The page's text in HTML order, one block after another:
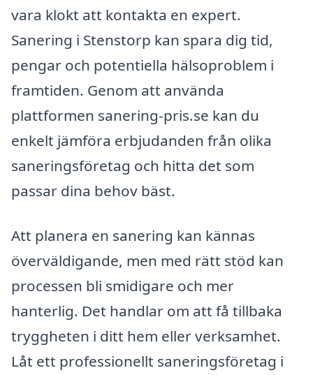
vara klokt att kontakta en expert.
Sanering i Stenstorp kan spara dig tid,
pengar och potentiella hälsoproblem i
framtiden. Genom att använda
plattformen sanering-pris.se kan du
enkelt jämföra erbjudanden från olika
saneringsföretag och hitta det som
passar dina behov bäst.
Att planera en sanering kan kännas
överväldigande, men med rätt stöd kan
processen bli smidigare och mer
hanterlig. Det handlar om att få tillbaka
tryggheten i ditt hem eller verksamhet.
Låt ett professionellt saneringsföretag i